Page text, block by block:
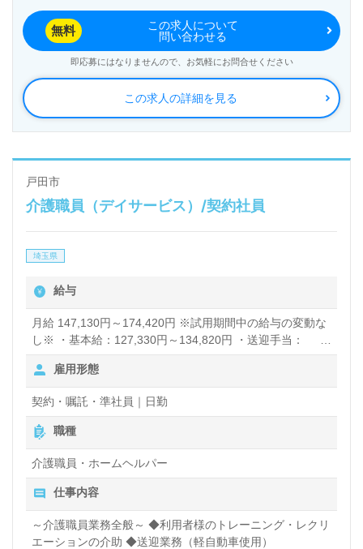
この求人の詳細を見る
無料
この求人について
問い合わせる
即応募にはなりませんので、お気軽にお問合せください
戸田市
介護職員（デイサービス）/契約社員
埼玉県
給与
月給 147,130円～174,420円 ※試用期間中の給与の変動な
し※ ・基本給：127,330円～134,820円 ・送迎手当：
19,800円～39,600円 ・時間外手当：法定通り
雇用形態
契約・嘱託・準社員｜日勤
職種
介護職員・ホームヘルパー
仕事内容
～介護職員業務全般～ ◆利用者様のトレーニング・レクリ
エーションの介助 ◆送迎業務（軽自動車使用）